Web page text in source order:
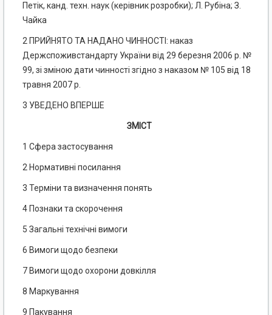
Петік, канд. техн. наук (керівник розробки); Л. Рубіна; З.
Чайка
2 ПРИЙНЯТО ТА НАДАНО ЧИННОСТІ: наказ
Держспоживстандарту України від 29 березня 2006 р. №
99, зі зміною дати чинності згідно з наказом № 105 від 18
травня 2007 р.
3 УВЕДЕНО ВПЕРШЕ
ЗМІСТ
1 Сфера застосування
2 Нормативні посилання
3 Терміни та визначення понять
4 Познаки та скорочення
5 Загальні технічні вимоги
6 Вимоги щодо безпеки
7 Вимоги щодо охорони довкілля
8 Маркування
9 Пакування